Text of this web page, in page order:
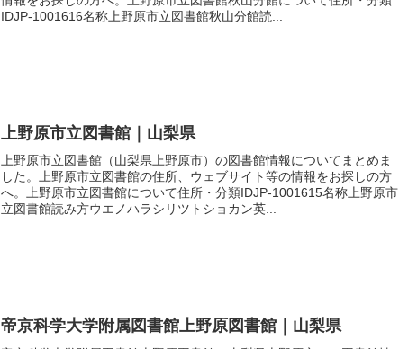
IDJP-1001616名称上野原市立図書館秋山分館読...
上野原市立図書館｜山梨県
上野原市立図書館（山梨県上野原市）の図書館情報についてまとめま
した。上野原市立図書館の住所、ウェブサイト等の情報をお探しの方
へ。上野原市立図書館について住所・分類IDJP-1001615名称上野原市
立図書館読み方ウエノハラシリツトショカン英...
帝京科学大学附属図書館上野原図書館｜山梨県